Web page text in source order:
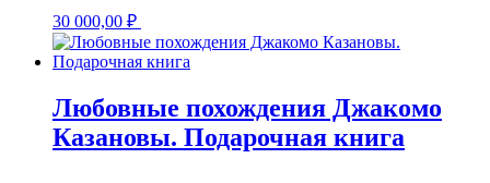
30 000,00 ₽
Любовные похождения Джакомо
Казановы. Подарочная книга